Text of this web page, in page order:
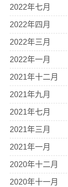
2022年七月
2022年四月
2022年三月
2022年一月
2021年十二月
2021年九月
2021年七月
2021年三月
2021年一月
2020年十二月
2020年十一月